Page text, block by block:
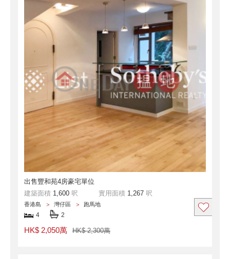
出售豐和苑4房豪宅單位
建築面積 1,600 呎 實用面積 1,267 呎
香港島 灣仔區 跑馬地
4 2
HK$ 2,050萬 HK$ 2,300萬